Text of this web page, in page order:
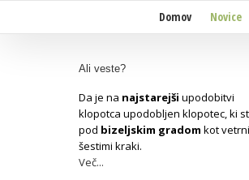
Domov Novice
Ali veste?
Da je na najstarejši upodobitvi
klopotca upodobljen klopotec, ki
pod bizeljskim gradom kot
šestimi kraki.
Več...